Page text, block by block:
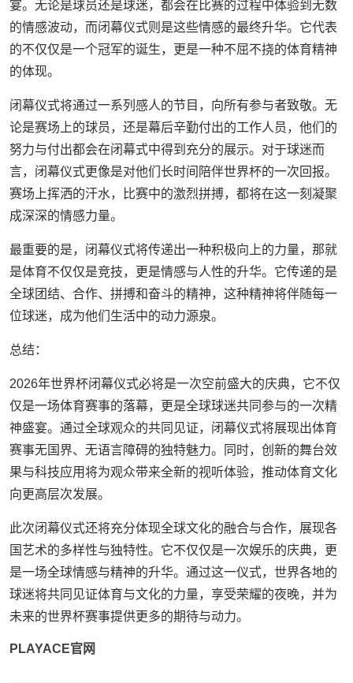
宴。无论是球员还是球迷，都会在比赛的过程中体验到无数
的情感波动，而闭幕仪式则是这些情感的最终升华。它代表
的不仅仅是一个冠军的诞生，更是一种不屈不挠的体育精神
的体现。
闭幕仪式将通过一系列感人的节目，向所有参与者致敬。无
论是赛场上的球员，还是幕后辛勤付出的工作人员，他们的
努力与付出都会在闭幕式中得到充分的展示。对于球迷而
言，闭幕仪式更像是对他们长时间陪伴世界杯的一次回报。
赛场上挥洒的汗水，比赛中的激烈拼搏，都将在这一刻凝聚
成深深的情感力量。
最重要的是，闭幕仪式将传递出一种积极向上的力量，那就
是体育不仅仅是竞技，更是情感与人性的升华。它传递的是
全球团结、合作、拼搏和奋斗的精神，这种精神将伴随每一
位球迷，成为他们生活中的动力源泉。
总结：
2026年世界杯闭幕仪式必将是一次空前盛大的庆典，它不仅
仅是一场体育赛事的落幕，更是全球球迷共同参与的一次精
神盛宴。通过全球观众的共同见证，闭幕仪式将展现出体育
赛事无国界、无语言障碍的独特魅力。同时，创新的舞台效
果与科技应用将为观众带来全新的视听体验，推动体育文化
向更高层次发展。
此次闭幕仪式还将充分体现全球文化的融合与合作，展现各
国艺术的多样性与独特性。它不仅仅是一次娱乐的庆典，更
是一场全球情感与精神的升华。通过这一仪式，世界各地的
球迷将共同见证体育与文化的力量，享受荣耀的夜晚，并为
未来的世界杯赛事提供更多的期待与动力。
PLAYACE官网